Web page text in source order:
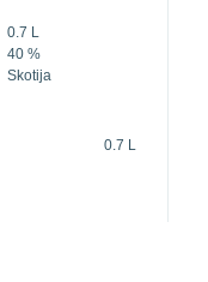
0.7 L
40 %
Skotija
0.7 L